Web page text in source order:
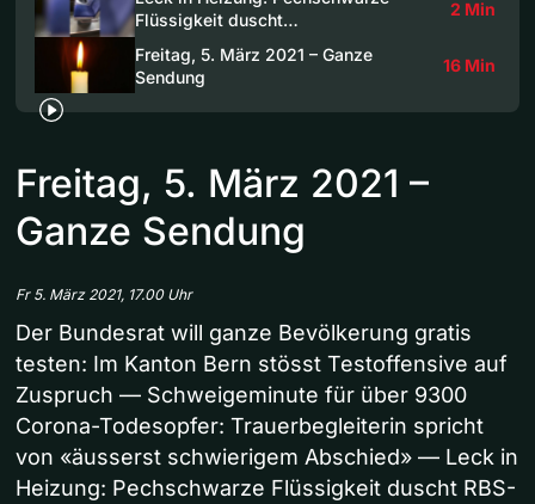
Flüssigkeit duscht…
2 Min
Freitag, 5. März 2021 – Ganze
Sendung
16 Min
Freitag, 5. März 2021 –
Ganze Sendung
Fr 5. März 2021, 17.00 Uhr
Der Bundesrat will ganze Bevölkerung gratis
testen: Im Kanton Bern stösst Testoffensive auf
Zuspruch — Schweigeminute für über 9300
Corona-Todesopfer: Trauerbegleiterin spricht
von «äusserst schwierigem Abschied» — Leck in
Heizung: Pechschwarze Flüssigkeit duscht RBS-